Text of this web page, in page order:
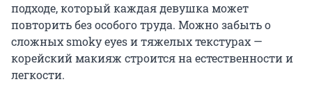
подходе, который каждая девушка может
повторить без особого труда. Можно забыть о
сложных smoky eyes и тяжелых текстурах —
корейский макияж строится на естественности и
легкости.